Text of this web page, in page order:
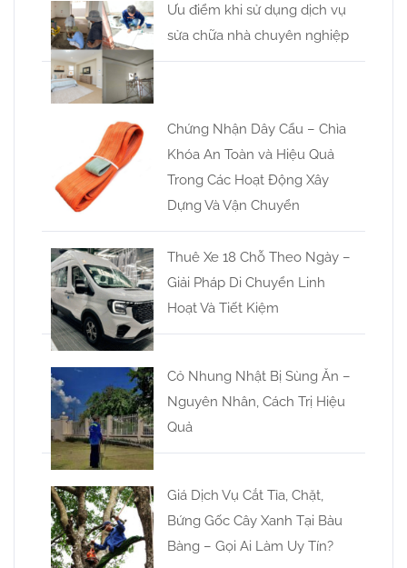
Ưu điểm khi sử dụng dịch vụ
sửa chữa nhà chuyên nghiệp
Chứng Nhận Dây Cẩu – Chìa
Khóa An Toàn và Hiệu Quả
Trong Các Hoạt Động Xây
Dựng Và Vận Chuyển
Thuê Xe 18 Chỗ Theo Ngày –
Giải Pháp Di Chuyển Linh
Hoạt Và Tiết Kiệm
Cỏ Nhung Nhật Bị Sùng Ăn –
Nguyên Nhân, Cách Trị Hiệu
Quả
Giá Dịch Vụ Cắt Tỉa, Chặt,
Bứng Gốc Cây Xanh Tại Bàu
Bàng – Gọi Ai Làm Uy Tín?